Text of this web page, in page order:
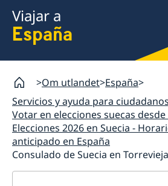
Viajar a
España
Om utlandet España
Servicios y ayuda para
Votar en elecciones suecas desde
Elecciones 2026 en Suecia -
anticipado en España
Consulado de Suecia en Torrevieja